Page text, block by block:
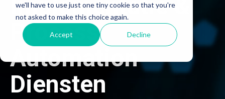
we'll have to use just one tiny cookie so that you're
not asked to make this choice again.
Accept Decline
Implementatie &
Process
Automation
Diensten